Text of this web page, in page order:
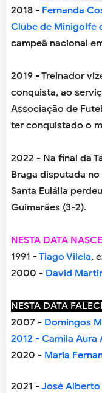
2018 - Fernanda
Clube de Minigolfe
campeã nacional
2019 - Treinador
conquista, ao
Associação de
ter conquistado o
2022 - Na final da
Braga disputada
Santa Eulália
Guimarães (3-2).
NESTA DATA
1991 -Tiago Vilela,
2000 - David
NESTA DATA
2007 - Domingos
2012 - Camila Aura
2020 - Maria
2021 -José Alberto